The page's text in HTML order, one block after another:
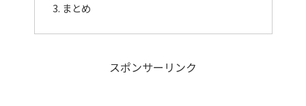
まとめ
スポンサーリンク